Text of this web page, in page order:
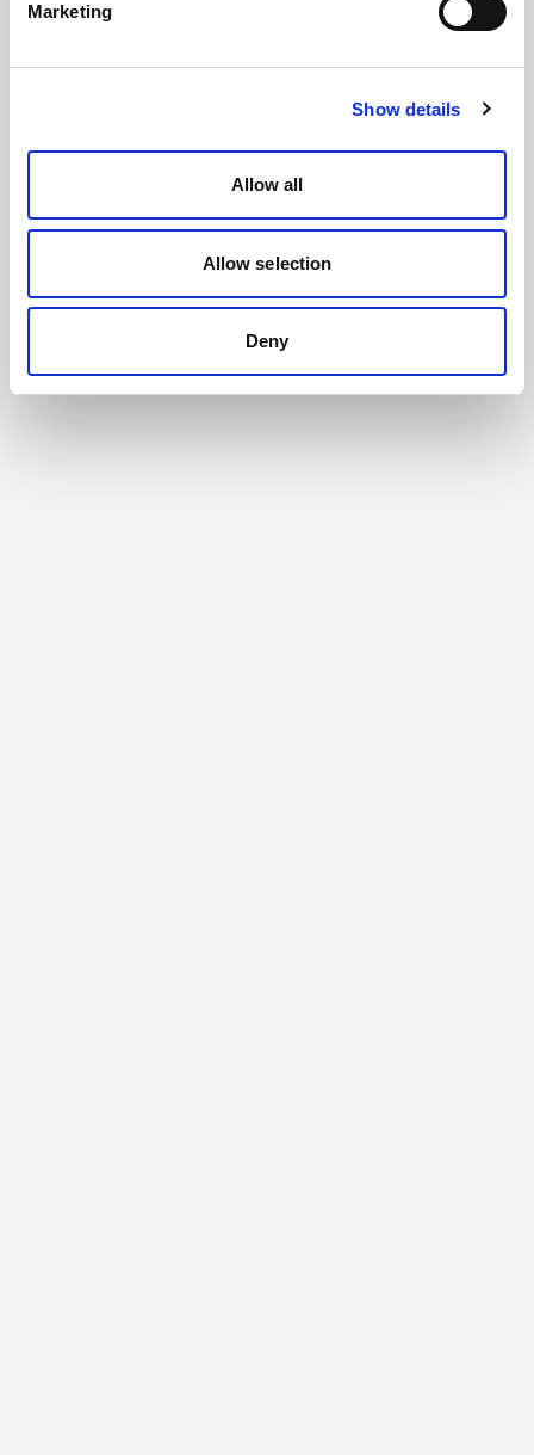
Marketing
Show details
Allow all
Allow selection
Deny